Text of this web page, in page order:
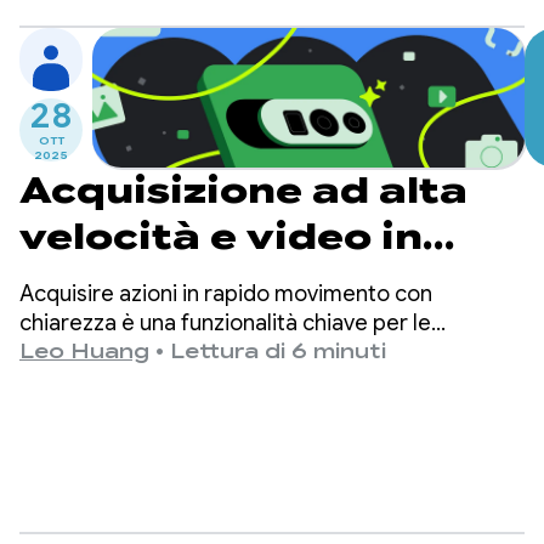
28
OTT
2025
Acquisizione ad alta
velocità e video in
slow motion con
CameraX 1.5
Acquisire azioni in rapido movimento con
chiarezza è una funzionalità chiave per le
moderne app per la fotocamera. Ciò si ottiene
Leo Huang • Lettura di 6 minuti